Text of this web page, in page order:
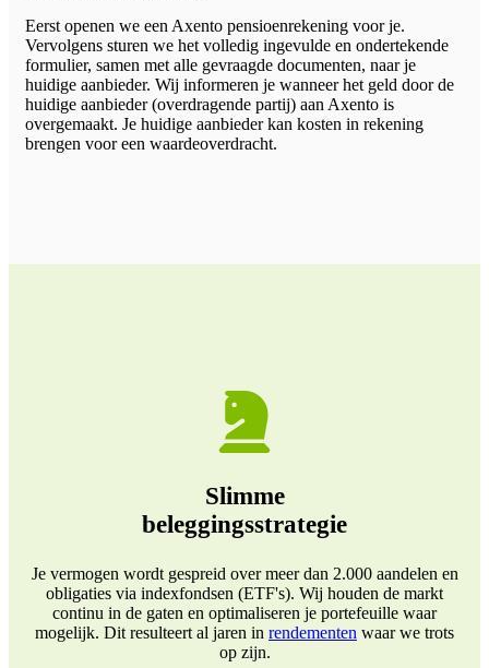
Eerst openen we een Axento pensioenrekening voor je.
Vervolgens sturen we het volledig ingevulde en ondertekende
formulier, samen met alle gevraagde documenten, naar je
huidige aanbieder. Wij informeren je wanneer het geld door de
huidige aanbieder (overdragende partij) aan Axento is
overgemaakt. Je huidige aanbieder kan kosten in rekening
brengen voor een waardeoverdracht.
Slimme
beleggingsstrategie
Je vermogen wordt gespreid over meer dan 2.000 aandelen en
obligaties via indexfondsen (ETF's). Wij houden de markt
continu in de gaten en optimaliseren je portefeuille waar
mogelijk. Dit resulteert al jaren in rendementen waar we trots
op zijn.